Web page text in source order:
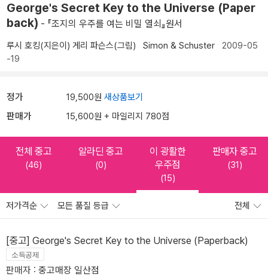
George's Secret Key to the Universe (Paper
back) - 『조지의 우주를 여는 비밀 열쇠』원서
루시 호킹(지은이) 게리 파슨스(그림) Simon & Schuster 2009-05
-19
정가 19,500원 새상품보기
판매가 15,600원 + 마일리지 780점
전체 중고
(46)
알라딘 중고
(0)
이 광활한
우주점
(15)
판매자 중고
(31)
저가격순 모든 품질 등급 전체
[중고] George's Secret Key to the Universe (Paperback)
소득공제
판매자 : 중고매장 일산점